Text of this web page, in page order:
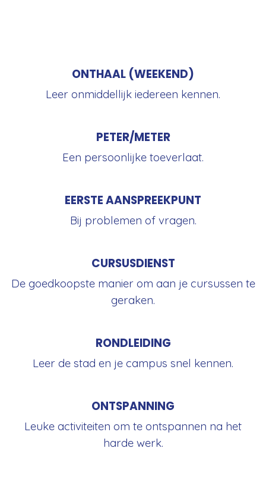
ONTHAAL (WEEKEND)
Leer onmiddellijk iedereen kennen.
PETER/METER
Een persoonlijke toeverlaat.
EERSTE AANSPREEKPUNT
Bij problemen of vragen.
CURSUSDIENST
De goedkoopste manier om aan je cursussen te
geraken.
RONDLEIDING
Leer de stad en je campus snel kennen.
ONTSPANNING
Leuke activiteiten om te ontspannen na het
harde werk.